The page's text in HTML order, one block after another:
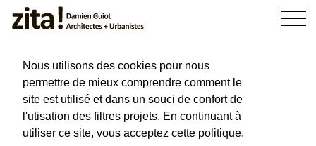
Nous utilisons des cookies pour nous
permettre de mieux comprendre comment le
site est utilisé et dans un souci de confort de
l'utisation des filtres projets. En continuant à
utiliser ce site, vous acceptez cette politique.